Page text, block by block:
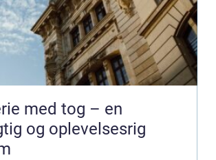
med tog – en
og oplevelsesrig